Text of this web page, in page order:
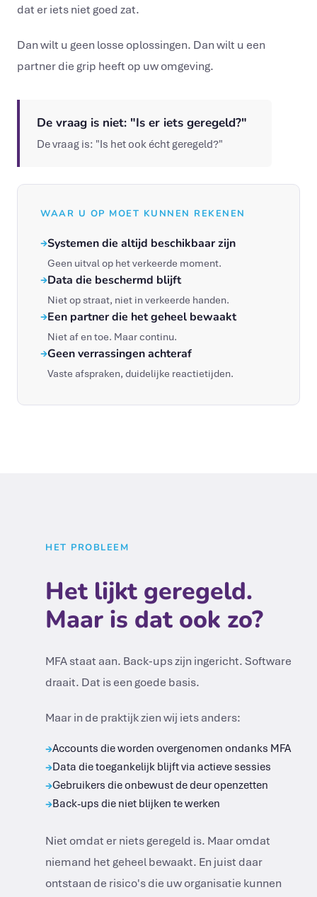
dat er iets niet goed zat.
Dan wilt u geen losse oplossingen. Dan wilt u een
partner die grip heeft op uw omgeving.
De vraag is niet: "Is er iets geregeld?"
De vraag is: "Is het ook écht geregeld?"
WAAR U OP MOET KUNNEN REKENEN
→Systemen die altijd beschikbaar zijn
Geen uitval op het verkeerde moment.
→Data die beschermd blijft
Niet op straat, niet in verkeerde handen.
→Een partner die het geheel bewaakt
Niet af en toe. Maar continu.
→Geen verrassingen achteraf
Vaste afspraken, duidelijke reactietijden.
HET PROBLEEM
Het lijkt geregeld.
Maar is dat ook zo?
MFA staat aan. Back-ups zijn ingericht. Software
draait. Dat is een goede basis.
Maar in de praktijk zien wij iets anders:
→Accounts die worden overgenomen ondanks MFA
→Data die toegankelijk blijft via actieve sessies
→Gebruikers die onbewust de deur openzetten
→Back-ups die niet blijken te werken
Niet omdat er niets geregeld is. Maar omdat
niemand het geheel bewaakt. En juist daar
ontstaan de risico's die uw organisatie kunnen